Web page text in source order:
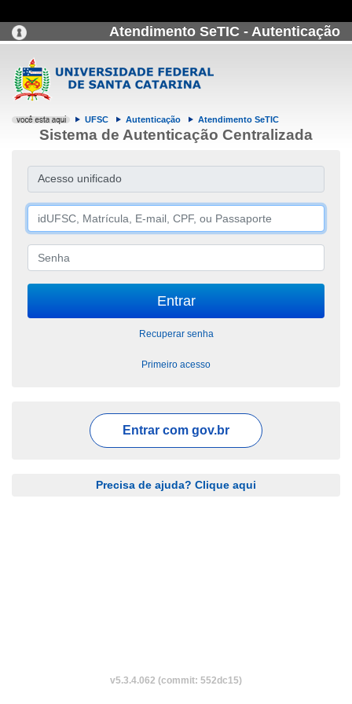
Atendimento SeTIC - Autenticação
UFSC Autenticação Atendimento SeTIC
Sistema de Autenticação Centralizada
Acesso unificado
Recuperar senha
Primeiro acesso
Entrar com gov.br
Precisa de ajuda? Clique aqui
v5.3.4.062 (commit: 552dc15)